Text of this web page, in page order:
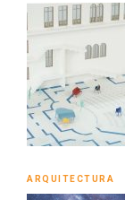
ARQUITECTURA